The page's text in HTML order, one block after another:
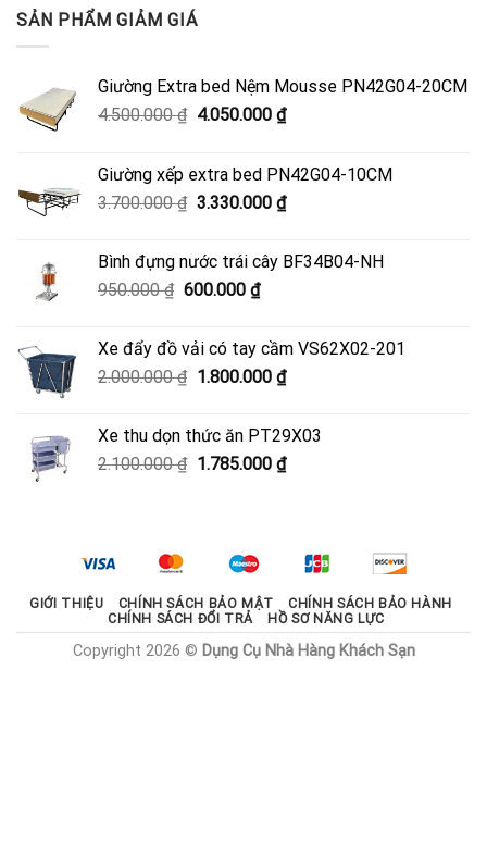
SẢN PHẨM GIẢM GIÁ
Giường Extra bed Nệm Mousse PN42G04-20CM
4.500.000₫ Giá
4.500.000 ₫.
4.050.000 ₫Giá
là:
4.050.000 ₫.
Giường xếp extra bed PN42G04-10CM
3.700.000₫ Giá
3.700.000 ₫.
3.330.000 ₫Giá
là:
Bình đựng nước trái cây BF34B04-NH
950.000₫ Giá
950.000 ₫.
600.000 ₫Giá
là:
600.000 ₫.
Xe đẩy đồ vải có tay cầm VS62X02-201
2.000.000₫ Giá
2.000.000 ₫.
1.800.000 ₫Giá
là:
1.800.000 ₫.
Xe thu dọn thức ăn PT29X03
2.100.000₫ Giá
1.785.000 ₫Giá
1.785.000 ₫.
GIỚI THIỆU CHÍNH SÁCH BẢO MẬT
CHÍNH SÁCH BẢO HÀNH
CHÍNH SÁCH ĐỔI TRẢ
HỒ SƠ NĂNG LỰC
Copyright 2026 © Dụng Cụ Nhà Hàng Khách Sạn